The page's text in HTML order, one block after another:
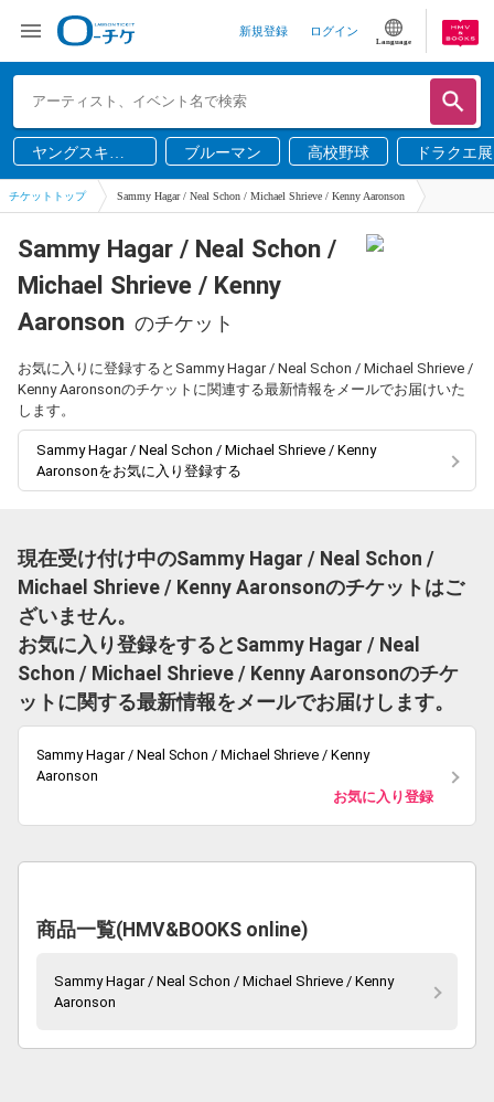
新規登録 ログイン
Language
ヤングスキニ
ー
ブルーマン 高校野球 ドラクエ展
チケットトップ Sammy Hagar / Neal Schon / Michael Shrieve / Kenny Aaronson
Sammy Hagar / Neal Schon /
Michael Shrieve / Kenny
Aaronson のチケット
お気に入りに登録するとSammy Hagar / Neal Schon / Michael Shrieve /
Kenny Aaronsonのチケットに関連する最新情報をメールでお届けいた
します。
Sammy Hagar / Neal Schon / Michael Shrieve / Kenny
Aaronsonをお気に入り登録する
現在受け付け中のSammy Hagar / Neal Schon /
Michael Shrieve / Kenny Aaronsonのチケットはご
ざいません。
お気に入り登録をするとSammy Hagar / Neal
Schon / Michael Shrieve / Kenny Aaronsonのチケ
ットに関する最新情報をメールでお届けします。
Sammy Hagar / Neal Schon / Michael Shrieve / Kenny
Aaronson
お気に入り登録
商品一覧(HMV&BOOKS online)
Sammy Hagar / Neal Schon / Michael Shrieve / Kenny
Aaronson